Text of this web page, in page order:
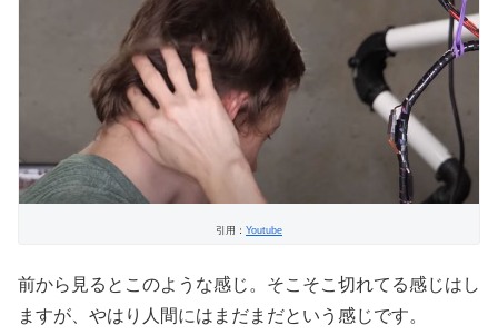
引用： Youtube
前から見るとこのような感じ。そこそこ切れてる感じはし
ますが、やはり人間にはまだまだという感じです。